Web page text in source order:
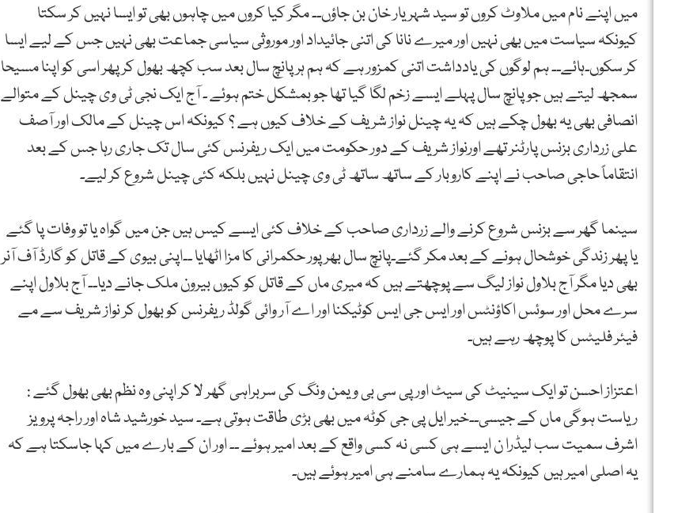
میں اپنے نام میں ملاوٹ کروں تو سید شہریار خان بن جاؤں۔۔ مگر کیا کروں میں چاہوں بھی تو ایسا نہیں کر سکتا
کیونکہ سیاست میں بھی نہیں اور میرے نانا کی اتنی جائیداد اور موروثی سیاسی جماعت بھی نہیں جس کے لیے ایسا
کر سکوں۔ہائے۔۔ ہم لوگوں کی یادداشت اتنی کمزور ہے کہ ہم ہر پانچ سال بعد سب کچھ بھول کر پھر اسی کو اپنا مسیحا
سمجھ لیتے ہیں جو پانچ سال پہلے ایسے زخم لگا گیا تھا جو بمشکل ختم ہوئے ۔ آج ایک نجی ٹی وی چینل کے متوالے
انصافی بھی یہ بھول چکے ہیں کہ یہ چینل نواز شریف کے خلاف کیوں ہے ؟ کیونکہ اس چینل کے مالک اور آصف
علی زرداری بزنس پارٹنر تھے اورنواز شریف کے دور حکومت میں ایک ریفرنس کئی سال تک جاری رہا جس کے بعد
انتقاماً حاجی صاحب نے اپنے کاروبار کے ساتھ ساتھ ٹی وی چینل نہیں بلکہ کئی چینل شروع کر لیے۔
سینما گھر سے بزنس شروع کرنے والے زرداری صاحب کے خلاف کئی ایسے کیس ہیں جن میں گواہ یا تو وفات پا گئے
یا پھر زندگی خوشحال ہونے کے بعد مکر گئے۔پانچ سال بھرپور حکمرانی کا مزا اٹھایا ۔۔اپنی بیوی کے قاتل کو گارڈ آف آنر
بھی دیا مگر آج بلاول نواز لیگ سے پوچھتے ہیں کہ میری ماں کے قاتل کو کیوں بیرون ملک جانے دیا۔۔ آج بلاول اپنے
سرے محل اور سوئس اکاؤنٹس اور ایس جی ایس کوٹیکنا اور اے آر وائی گولڈ ریفرنس کو بھول کر نواز شریف سے مے
فیئر فلیٹس کا پوچھ رہے ہیں۔
اعتزاز احسن تو ایک سینیٹ کی سیٹ اور پی سی بی ویمن ونگ کی سربراہی گھر لا کر اپنی وہ نظم بھی بھول گئے :
ریاست ہوگی ماں کے جیسی۔۔خیر ایل پی جی کوٹہ میں بھی بڑی طاقت ہوتی ہے۔ سید خورشید شاہ اور راجہ پرویز
اشرف سمیت سب لیڈرا ن ایسے ہی کسی نہ کسی واقع کے بعد امیر ہوئے ۔۔ اور ان کے بارے میں کہا جاسکتا ہے کہ
یہ اصلی امیر ہیں کیونکہ یہ ہمارے سامنے ہی امیر ہوئے ہیں۔